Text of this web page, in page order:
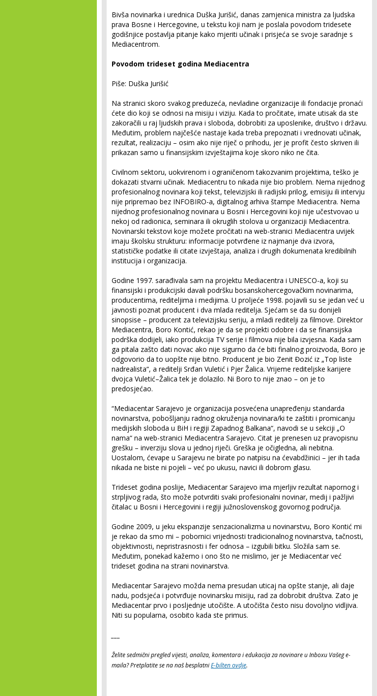
Bivša novinarka i urednica Duška Jurišić, danas zamjenica ministra za ljudska
prava Bosne i Hercegovine, u tekstu koji nam je poslala povodom tridesete
godišnjice postavlja pitanje kako mjeriti učinak i prisjeća se svoje saradnje s
Mediacentrom.
Povodom trideset godina Mediacentra
Piše: Duška Jurišić
Na stranici skoro svakog preduzeća, nevladine organizacije ili fondacije pronaći
ćete dio koji se odnosi na misiju i viziju. Kada to pročitate, imate utisak da ste
zakoračili u raj ljudskih prava i sloboda, dobrobiti za uposlenike, društvo i državu.
Međutim, problem najčešće nastaje kada treba prepoznati i vrednovati učinak,
rezultat, realizaciju – osim ako nije riječ o prihodu, jer je profit često skriven ili
prikazan samo u finansijskim izvještajima koje skoro niko ne čita.
Civilnom sektoru, uokvirenom i ograničenom takozvanim projektima, teško je
dokazati stvarni učinak. Mediacentru to nikada nije bio problem. Nema nijednog
profesionalnog novinara koji tekst, televizijski ili radijski prilog, emisiju ili intervju
nije pripremao bez INFOBIRO-a, digitalnog arhiva štampe Mediacentra. Nema
nijednog profesionalnog novinara u Bosni i Hercegovini koji nije učestvovao u
nekoj od radionica, seminara ili okruglih stolova u organizaciji Mediacentra.
Novinarski tekstovi koje možete pročitati na web-stranici Mediacentra uvijek
imaju školsku strukturu: informacije potvrđene iz najmanje dva izvora,
statističke podatke ili citate izvještaja, analiza i drugih dokumenata kredibilnih
institucija i organizacija.
Godine 1997. sarađivala sam na projektu Mediacentra i UNESCO-a, koji su
finansijski i produkcijski davali podršku bosanskohercegovačkim novinarima,
producentima, rediteljima i medijima. U proljeće 1998. pojavili su se jedan već u
javnosti poznat producent i dva mlada reditelja. Sjećam se da su donijeli
sinopsise – producent za televizijsku seriju, a mladi reditelji za filmove. Direktor
Mediacentra, Boro Kontić, rekao je da se projekti odobre i da se finansijska
podrška dodijeli, iako produkcija TV serije i filmova nije bila izvjesna. Kada sam
ga pitala zašto dati novac ako nije sigurno da će biti finalnog proizvoda, Boro je
odgovorio da to uopšte nije bitno. Producent je bio Zenit Đozić iz „Top liste
nadrealista“, a reditelji Srđan Vuletić i Pjer Žalica. Vrijeme rediteljske karijere
dvojca Vuletić–Žalica tek je dolazilo. Ni Boro to nije znao – on je to
predosjećao.
“Mediacentar Sarajevo je organizacija posvećena unapređenju standarda
novinarstva, pobošljanju radnog okruženja novinara/ki te zaštiti i promicanju
medijskih sloboda u BiH i regiji Zapadnog Balkana“, navodi se u sekciji „O
nama“ na web-stranici Mediacentra Sarajevo. Citat je prenesen uz pravopisnu
grešku – inverziju slova u jednoj riječi. Greška je očigledna, ali nebitna.
Uostalom, ćevape u Sarajevu ne birate po natpisu na ćevabdžinici – jer ih tada
nikada ne biste ni pojeli – već po ukusu, navici ili dobrom glasu.
Trideset godina poslije, Mediacentar Sarajevo ima mjerljiv rezultat napornog i
strpljivog rada, što može potvrditi svaki profesionalni novinar, medij i pažljivi
čitalac u Bosni i Hercegovini i regiji južnoslovenskog govornog područja.
Godine 2009, u jeku ekspanzije senzacionalizma u novinarstvu, Boro Kontić mi
je rekao da smo mi – pobornici vrijednosti tradicionalnog novinarstva, tačnosti,
objektivnosti, nepristrasnosti i fer odnosa – izgubili bitku. Složila sam se.
Međutim, ponekad kažemo i ono što ne mislimo, jer je Mediacentar već
trideset godina na strani novinarstva.
Mediacentar Sarajevo možda nema presudan uticaj na opšte stanje, ali daje
nadu, podsjeća i potvrđuje novinarsku misiju, rad za dobrobit društva. Zato je
Mediacentar prvo i posljednje utočište. A utočišta često nisu dovoljno vidljiva.
Niti su popularna, osobito kada ste primus.
Želite sedmični pregled vijesti, analiza, komentara i edukacija za novinare u Inboxu Vašeg e-
maila? Pretplatite se na naš besplatniE-bilten ovdje.